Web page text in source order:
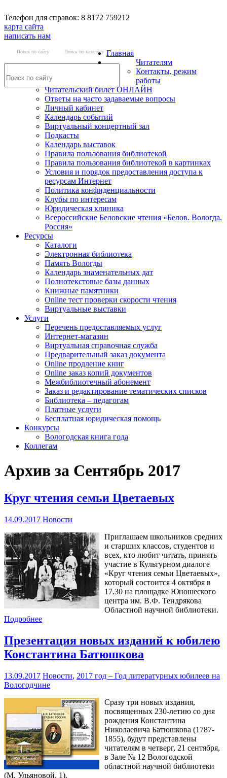
Телефон для справок: 8 8172 759212
карта сайта
написать нам
Поиск по сайту Поиск по каталогу Главная
Читателям
Контакты, режим
работы
Читательский билет ОНЛАЙН
Ответы на часто задаваемые вопросы
Личный кабинет
Календарь событий
Виртуальный концертный зал
Подкасты
Календарь выставок
Правила пользования библиотекой
Правила пользования библиотекой в картинках
Условия и порядок предоставления доступа к
ресурсам Интернет
Политика конфиденциальности
Клубы по интересам
Юридическая клиника
Всероссийские Беловские чтения «Белов. Вологда.
Россия»
Ресурсы
Каталоги
Электронная библиотека
Память Вологды
Календарь знаменательных дат
Полнотекстовые базы данных
Книжные памятники
Online тест проверки скорости чтения
Виртуальные выставки
Услуги
Перечень предоставляемых услуг
Интернет-магазин
Виртуальная справочная служба
Предварительный заказ документа
Online продление книг
Online заказ копий документов
Межбиблиотечный абонемент
Заказ и редактирование тематических списков
Библиотека – педагогам
Платные услуги
Бесплатная юридическая помощь
Конкурсы
Вологодская книга года
Коллегам
Архив за Сентябрь 2017
Круг чтения семьи Цветаевых
14.09.2017 Новости
Приглашаем школьников средних
и старших классов, студентов и
всех, кто любит читать, принять
участие в Культурном диалоге
«Круг чтения семьи Цветаевых»,
который состоится 4 октября в
17.30 на площадке Юношеского
центра им. В.Ф. Тендрякова
Областной научной библиотеки.
Подробнее
Презентация новых изданий к юбилею
Константина Батюшкова
13.09.2017 Новости, 2017 год – Год литературных юбилеев на
Вологодчине
Сразу три новых издания,
посвященных 230-летию со дня
рождения Константина
Николаевича Батюшкова (1787-
1855), будут представлены
читателям в четверг, 21 сентября,
в Зале № 12 Вологодской
областной научной библиотеки
(М. Ульяновой, 1).